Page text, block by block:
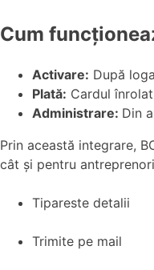
Cum
Activare: După
Plată: Cardul
Administrare: Din
Prin această integrare,
cât și pentru
Tipareste detalii
Trimite pe mail